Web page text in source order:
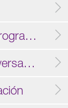
CareSource Re-Entry Program
Denunciar fraudes, malversación y abuso